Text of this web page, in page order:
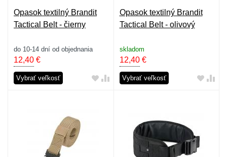
Opasok textilný Brandit
Tactical Belt - čierny
do 10-14 dní od objednania
12,40 €
Vybrať veľkosť
Opasok textilný Brandit
Tactical Belt - olivový
skladom
12,40€
Vybrať veľkosť